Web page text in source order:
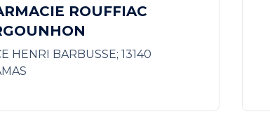
ROUFFIAC
HENRI BARBUSSE; 13140